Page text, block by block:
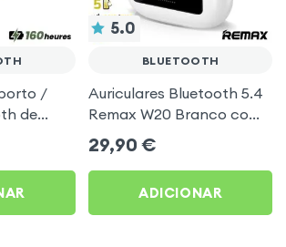
/
de
160h
5.0
BLUETOOTH
Auriculares Bluetooth 5.4
Remax W20 Branco com
Ecrã LCD Full-Color
29,90 €
ADICIONAR